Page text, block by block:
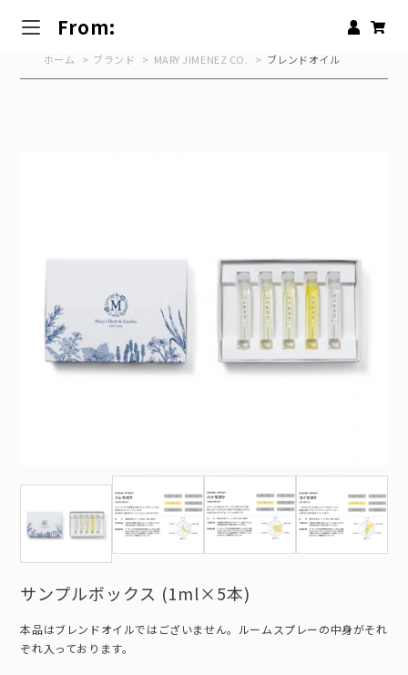
From:
ホーム > ブランド > MARY JIMENEZ CO. > ブレンドオイル
サンプルボックス (1ml×5本)
本品はブレンドオイルではございません。ルームスプレーの中身がそれ
ぞれ入っております。